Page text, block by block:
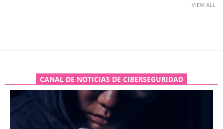
VIEW ALL
CANAL DE NOTICIAS DE CIBERSEGURIDAD